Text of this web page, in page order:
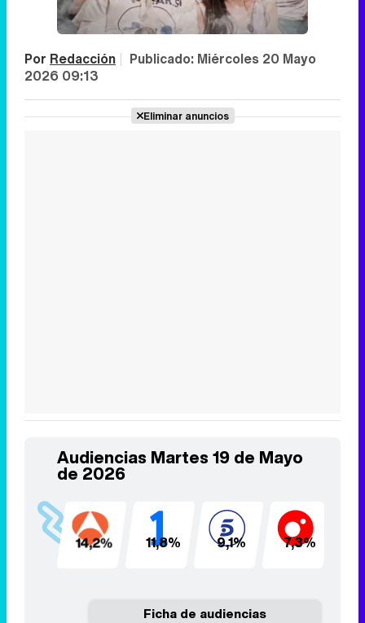
Por Redacción | Publicado: Miércoles 20 Mayo
2026 09:13
Eliminar anuncios
Audiencias Martes 19 de Mayo
de 2026
14,2% 11,8% 9,1% 7,3%
Ficha de audiencias